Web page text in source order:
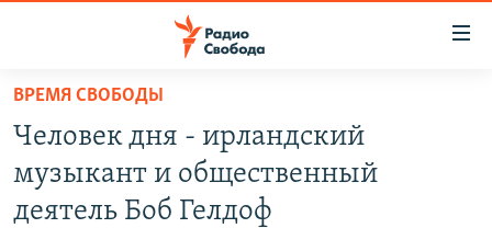
упрощенного
доступа
основному
АВТОРСКИЕ ПРОЕКТЫ
ВРЕМЯ СВОБОДЫ
Человек дня - ирландский
музыкант и общественный
деятель Боб Гелдоф